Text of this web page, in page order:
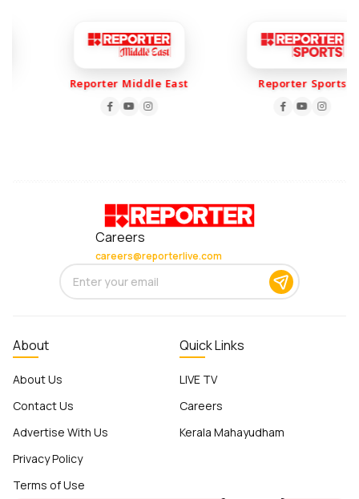
Reporter Middle East Reporter Sports
Careers
careers@reporterlive.com
About
About Us
Contact Us
Advertise With Us
Privacy Policy
Terms of Use
Quick Links
LIVE TV
Careers
Kerala Mahayudham